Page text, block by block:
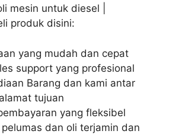
mesin untuk diesel |
produk disini:
yang mudah dan cepat
support yang profesional
Barang dan kami antar
tujuan
yang fleksibel
pelumas dan oli terjamin dan